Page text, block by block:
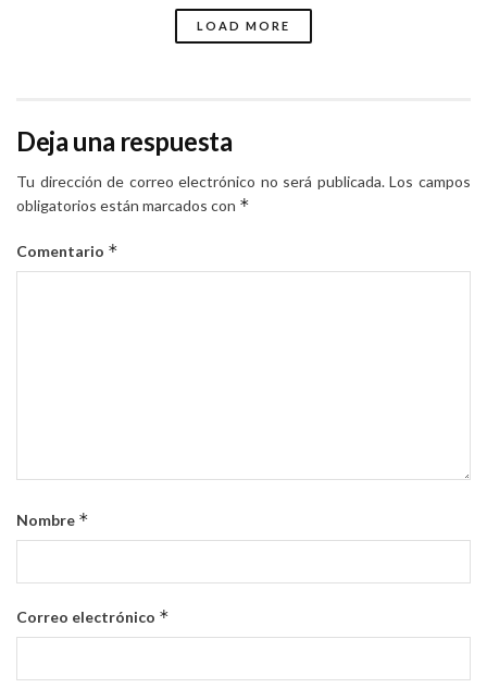
LOAD MORE
Deja una respuesta
Tu dirección de correo electrónico no será publicada. Los campos
obligatorios están marcados con *
Comentario *
Nombre *
Correo electrónico *